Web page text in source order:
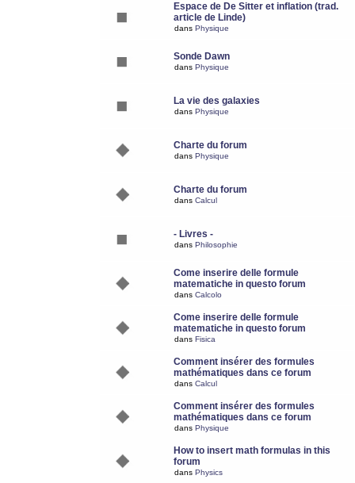
Espace de De Sitter et inflation (trad.
article de Linde)
dans Physique
Sonde Dawn
dans Physique
La vie des galaxies
dans Physique
Charte du forum
dans Physique
Charte du forum
dans Calcul
- Livres -
dans Philosophie
Come inserire delle formule
matematiche in questo forum
dans Calcolo
Come inserire delle formule
matematiche in questo forum
dans Fisica
Comment insérer des formules
mathématiques dans ce forum
dans Calcul
Comment insérer des formules
mathématiques dans ce forum
dans Physique
How to insert math formulas in this
forum
dans Physics